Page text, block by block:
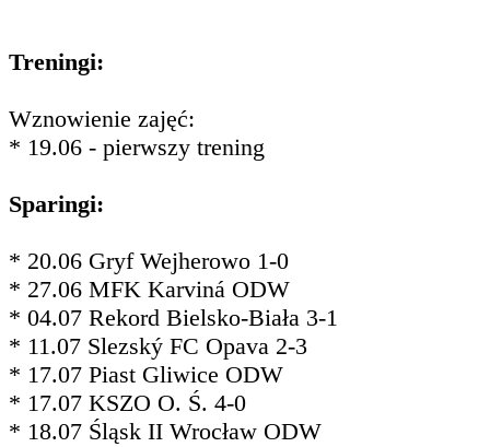
Treningi:
Wznowienie zajęć:
* 19.06 - pierwszy trening
Sparingi:
* 20.06 Gryf Wejherowo 1-0
* 27.06 MFK Karviná ODW
* 04.07 Rekord Bielsko-Biała 3-1
* 11.07 Slezský FC Opava 2-3
* 17.07 Piast Gliwice ODW
* 17.07 KSZO O. Ś. 4-0
* 18.07 Śląsk II Wrocław ODW